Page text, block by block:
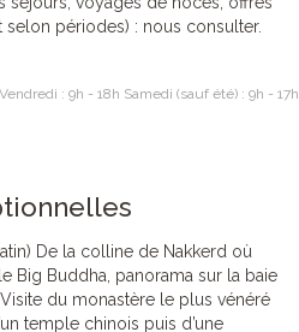
périodes) : nous consulter.
: 9h - 18h Samedi (sauf été) : 9h - 17h
De la colline de Nakkerd où
Big Buddha, panorama sur la baie
du monastère le plus vénéré
temple chinois puis d’une